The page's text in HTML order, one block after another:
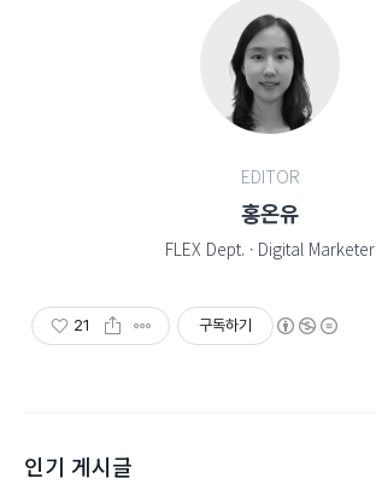
EDITOR
홍온유
FLEX Dept. · Digital Marketer
21 구독하기
인기 게시글